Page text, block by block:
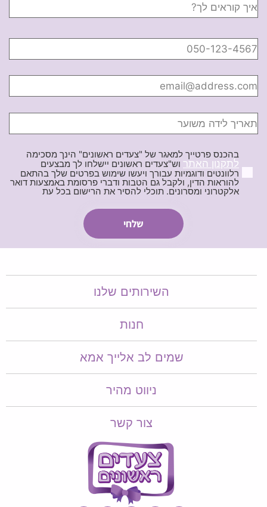
בהכנס פרטייך למאגר של "צעדים ראשונים" הינך מסכימה
לתקנון האתר וש"צעדים ראשונים יישלחו לך מבצעים
רלוונטים ודוגמיות עבורך ויעשו שימוש בפרטים שלך בהתאם
להוראות הדין, ולקבל גם הטבות ודברי פרסומת באמצעות דואר
אלקטרוני ומסרונים. תוכלי להסיר את הרישום בכל עת
השירותים שלנו
חנות
שמים לב אלייך אמא​​
ניווט מהיר
צור קשר